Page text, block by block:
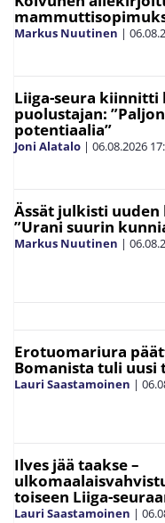
Markus Nuutinen |
Liiga-seura kiinnitti
puolustajan:
potentiaalia”
Joni Alatalo | 06.08.2026
Ässät julkisti uuden
”Urani suurin
Markus Nuutinen |
Erotuomariura
Bomanista tuli uusi
Lauri Saastamoinen |
Ilves jää taakse –
toiseen Liiga-
Lauri Saastamoinen |